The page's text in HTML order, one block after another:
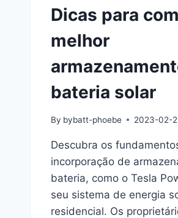
Dicas para
melhor
bateria solar
By bybatt-phoebe 2023-02-
Descubra os
incorporação de
bateria, como o Tesla
seu sistema de energia
residencial. Os